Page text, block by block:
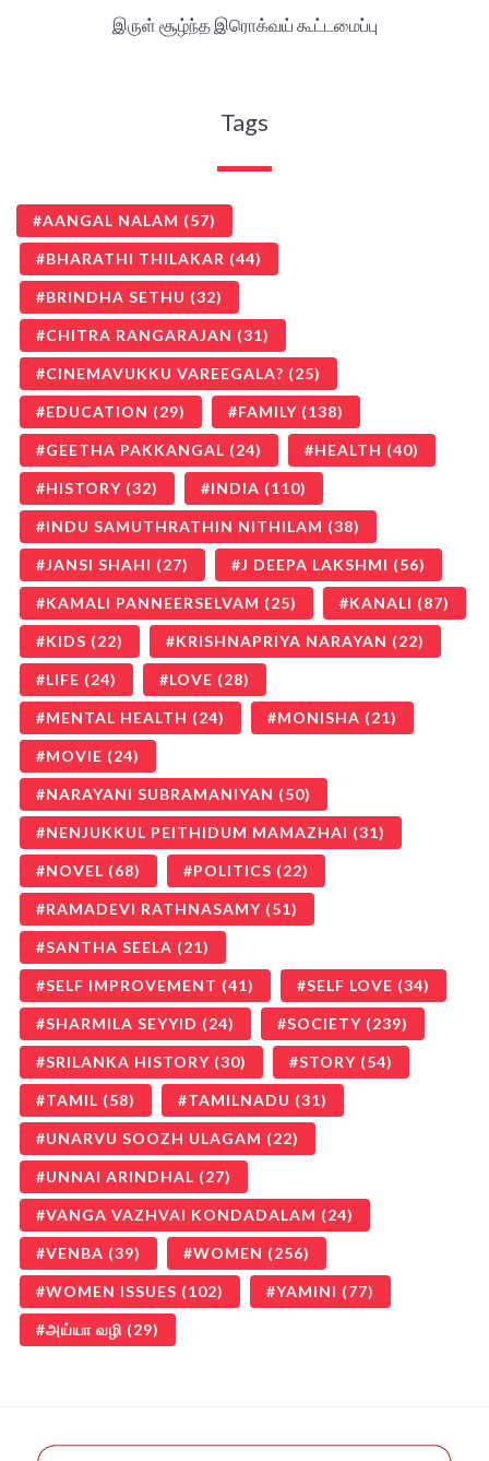
இருள் சூழ்ந்த இரொக்வய் கூட்டமைப்பு
Tags
AANGAL NALAM (57)
BHARATHI THILAKAR (44)
BRINDHA SETHU (32)
CHITRA RANGARAJAN (31)
CINEMAVUKKU VAREEGALA? (25)
EDUCATION (29) FAMILY (138)
GEETHA PAKKANGAL (24) HEALTH (40)
HISTORY (32) INDIA (110)
INDU SAMUTHRATHIN NITHILAM (38)
JANSI SHAHI (27) J DEEPA LAKSHMI (56)
KAMALI PANNEERSELVAM (25) KANALI (87)
KIDS (22) KRISHNAPRIYA NARAYAN (22)
LIFE (24) LOVE (28)
MENTAL HEALTH (24) MONISHA (21)
MOVIE (24)
NARAYANI SUBRAMANIYAN (50)
NENJUKKUL PEITHIDUM MAMAZHAI (31)
NOVEL (68) POLITICS (22)
RAMADEVI RATHNASAMY (51)
SANTHA SEELA (21)
SELF IMPROVEMENT (41) SELF LOVE (34)
SHARMILA SEYYID (24) SOCIETY (239)
SRILANKA HISTORY (30) STORY (54)
TAMIL (58) TAMILNADU (31)
UNARVU SOOZH ULAGAM (22)
UNNAI ARINDHAL (27)
VANGA VAZHVAI KONDADALAM (24)
VENBA (39) WOMEN (256)
WOMEN ISSUES (102) YAMINI (77)
அய்யா வழி (29)